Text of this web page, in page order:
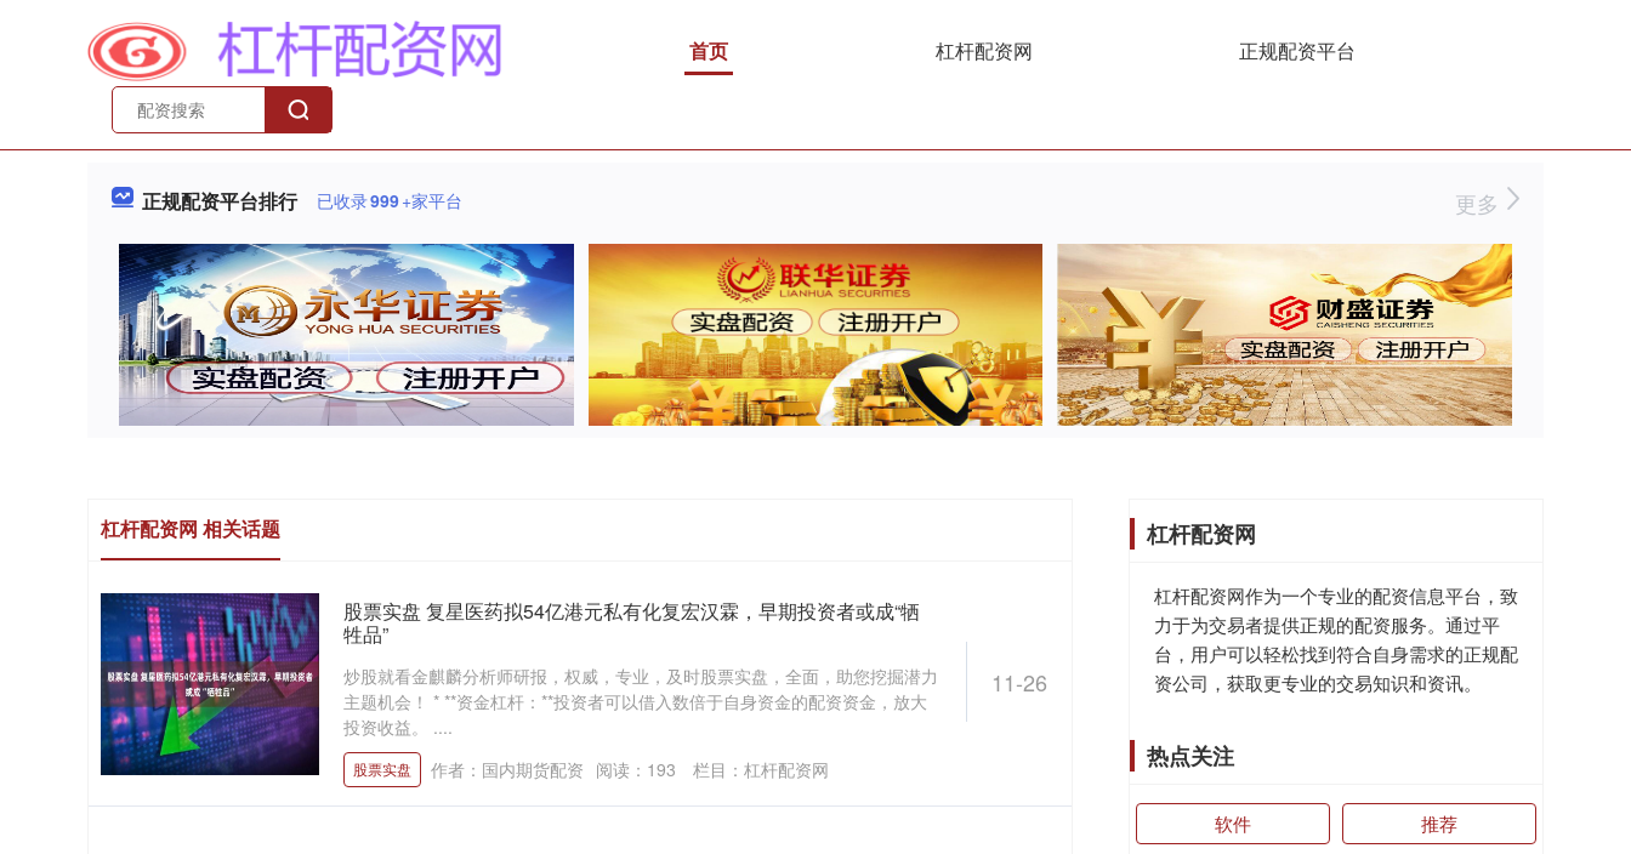
首页 杠杆配资网 正规配资平台
正规配资平台排行 已收录999+家平台 更多
杠杆配资网 相关话题
11-26
股票实盘 复星医药拟54亿港元私有化复宏汉霖，早期投资者或成“牺
牲品”
炒股就看金麒麟分析师研报，权威，专业，及时股票实盘，全面，助您挖掘潜力
主题机会！ * **资金杠杆：**投资者可以借入数倍于自身资金的配资资金，放大
投资收益。 ....
股票实盘 作者：国内期货配资 阅读： 193 栏目： 杠杆配资网
杠杆配资网
杠杆配资网作为一个专业的配资信息平台，致
力于为交易者提供正规的配资服务。通过平
台，用户可以轻松找到符合自身需求的正规配
资公司，获取更专业的交易知识和资讯。
热点关注
软件 推荐